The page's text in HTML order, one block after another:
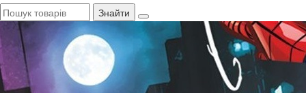
Знайти